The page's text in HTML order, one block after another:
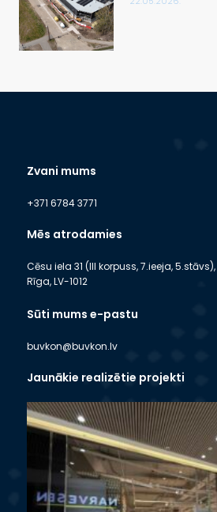
Zvani mums
+371 6784 3771
Mēs atrodamies
Cēsu iela 31 (III korpuss, 7.ieeja, 5.stāvs),
Rīga, LV-1012
Sūti mums e-pastu
buvkon@buvkon.lv
Jaunākie realizētie projekti